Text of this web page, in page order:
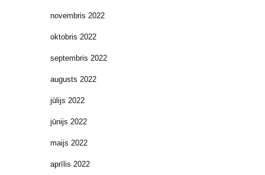
novembris 2022
oktobris 2022
septembris 2022
augusts 2022
jūlijs 2022
jūnijs 2022
maijs 2022
aprīlis 2022